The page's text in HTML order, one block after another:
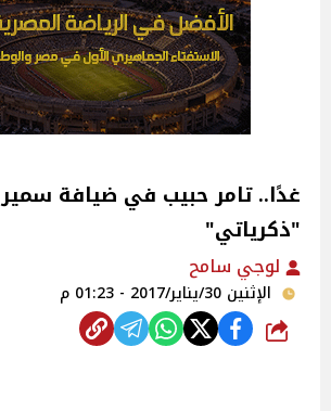
غدًا.. تامر حبيب في ضيافة
"ذكرياتي"
لوجي سامح
الإثنين 30/يناير/2017 - 01:23 م
شارك